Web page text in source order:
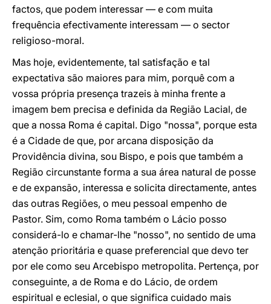
factos, que podem interessar — e com muita
frequência efectivamente interessam — o sector
religioso-moral.
Mas hoje, evidentemente, tal satisfação e tal
expectativa são maiores para mim, porquê com a
vossa própria presença trazeis à minha frente a
imagem bem precisa e definida da Região Lacial, de
que a nossa Roma é capital. Digo "nossa", porque esta
é a Cidade de que, por arcana disposição da
Providência divina, sou Bispo, e pois que também a
Região circunstante forma a sua área natural de posse
e de expansão, interessa e solicita directamente, antes
das outras Regiões, o meu pessoal empenho de
Pastor. Sim, como Roma também o Lácio posso
considerá-lo e chamar-lhe "nosso", no sentido de uma
atenção prioritária e quase preferencial que devo ter
por ele como seu Arcebispo metropolita. Pertença, por
conseguinte, a de Roma e do Lácio, de ordem
espiritual e eclesial, o que significa cuidado mais